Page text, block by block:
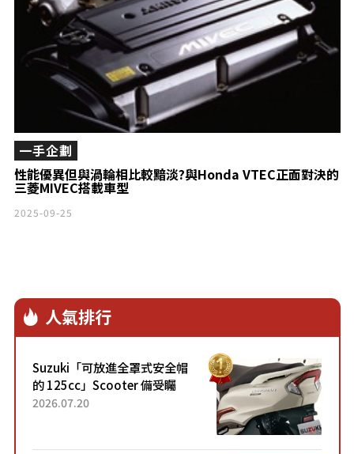
性能優異但與渦輪相比較黯淡?與Honda VTEC正面對決的
三菱MIVEC搭載車型
一手企劃
2025-09-25
人氣排行
Suzuki「可放進全罩式安全帽
的 125cc」Scooter 備受矚
目！採用全新流線設計與各項
2026.07.20